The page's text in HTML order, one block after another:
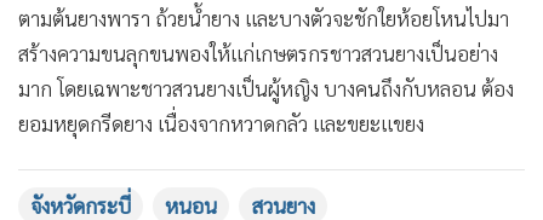
ตามต้นยางพารา ถ้วยน้ำยาง และบางตัวจะชักใยห้อยโหนไปมา
สร้างความขนลุกขนพองให้แก่เกษตรกรชาวสวนยางเป็นอย่าง
มาก โดยเฉพาะชาวสวนยางเป็นผู้หญิง บางคนถึงกับหลอน ต้อง
ยอมหยุดกรีดยาง เนื่องจากหวาดกลัว และขยะแขยง
จังหวัดกระบี่ หนอน สวนยาง